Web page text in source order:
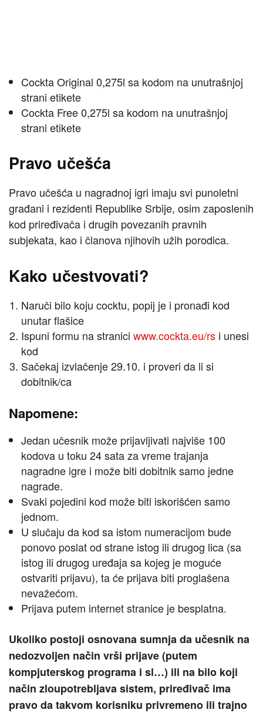
Cockta Original 0,275l sa kodom na unutrašnjoj
strani etikete
Cockta Free 0,275l sa kodom na unutrašnjoj
strani etikete
Pravo učešća
Pravo učešća u nagradnoj igri imaju svi punoletni
građani i rezidenti Republike Srbije, osim zaposlenih
kod priređivača i drugih povezanih pravnih
subjekata, kao i članova njihovih užih porodica.
Kako učestvovati?
Naruči bilo koju cocktu, popij je i pronađi kod
unutar flašice
Ispuni formu na stranici www.cockta.eu/rs i unesi
kod
Sačekaj izvlačenje 29.10. i proveri da li si
dobitnik/ca
Napomene:
Jedan učesnik može prijavljivati najviše 100
kodova u toku 24 sata za vreme trajanja
nagradne igre i može biti dobitnik samo jedne
nagrade.
Svaki pojedini kod može biti iskorišćen samo
jednom.
U slučaju da kod sa istom numeracijom bude
ponovo poslat od strane istog ili drugog lica (sa
istog ili drugog uređaja sa kojeg je moguće
ostvariti prijavu), ta će prijava biti proglašena
nevažećom.
Prijava putem internet stranice je besplatna.
Ukoliko postoji osnovana sumnja da učesnik na
nedozvoljen način vrši prijave (putem
kompjuterskog programa i sl…) ili na bilo koji
način zloupotrebljava sistem, priređivač ima
pravo da takvom korisniku privremeno ili trajno